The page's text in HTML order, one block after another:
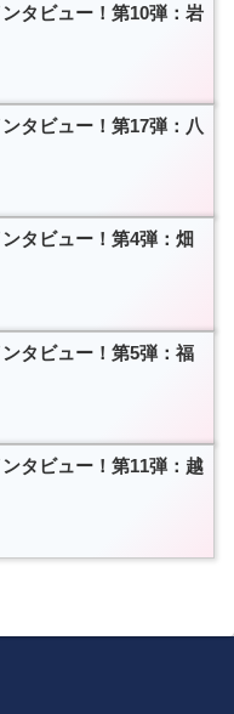
タビュー！第10弾：岩
タビュー！第17弾：八
タビュー！第4弾：畑
タビュー！第5弾：福
タビュー！第11弾：越